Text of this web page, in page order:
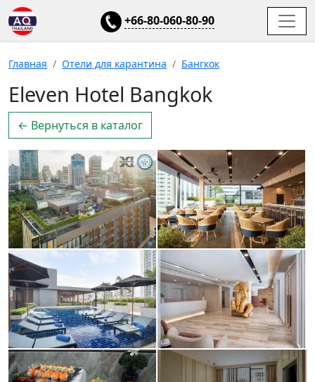
+66-80-060-80-90
Главная Отели для карантина Бангкок
Eleven Hotel Bangkok
← Вернуться в каталог